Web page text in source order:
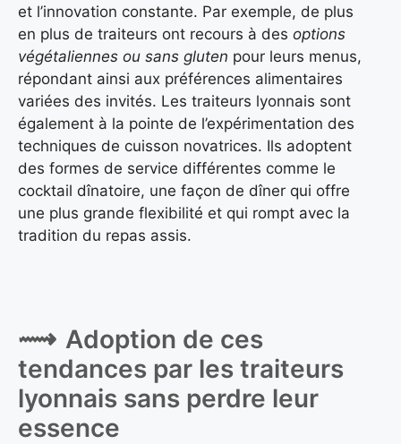
et l’innovation constante. Par exemple, de plus
en plus de traiteurs ont recours à des options
végétaliennes ou sans gluten pour leurs menus,
répondant ainsi aux préférences alimentaires
variées des invités. Les traiteurs lyonnais sont
également à la pointe de l’expérimentation des
techniques de cuisson novatrices. Ils adoptent
des formes de service différentes comme le
cocktail dînatoire, une façon de dîner qui offre
une plus grande flexibilité et qui rompt avec la
tradition du repas assis.
Adoption de ces
tendances par les traiteurs
lyonnais sans perdre leur
essence